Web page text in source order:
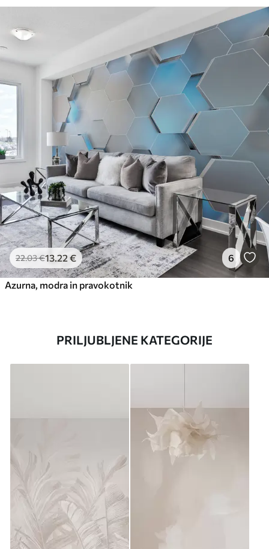
22.03€13.22 € 6
Azurna, modra in pravokotnik
PRILJUBLJENE KATEGORIJE